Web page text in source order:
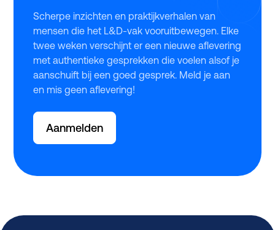
Scherpe inzichten en praktijkverhalen van
mensen die het L&D-vak vooruitbewegen. Elke
twee weken verschijnt er een nieuwe aflevering
met authentieke gesprekken die voelen alsof je
aanschuift bij een goed gesprek. Meld je aan
en mis geen aflevering!
Aanmelden